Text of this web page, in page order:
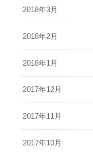
2018年3月
2018年2月
2018年1月
2017年12月
2017年11月
2017年10月